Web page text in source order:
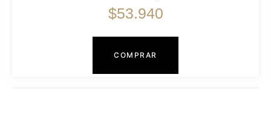
$53.940
COMPRAR